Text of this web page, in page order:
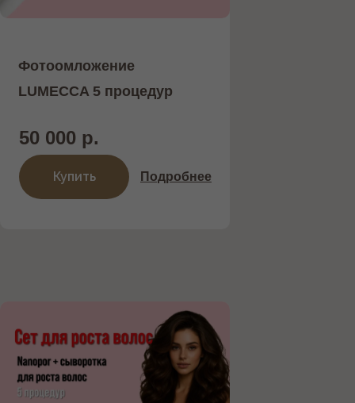
Подробнее
50 000 р.
Фотоомложение
LUMECCA 5 процедур
Купить